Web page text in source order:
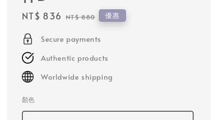
Sale
NT$ 836 Regular
NT$ 880 優惠
Secure payments
Authentic products
Worldwide shipping
顏色